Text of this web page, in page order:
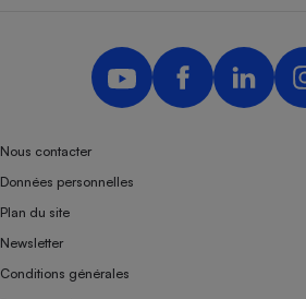
Nous contacter
Données personnelles
Plan du site
Newsletter
Conditions générales